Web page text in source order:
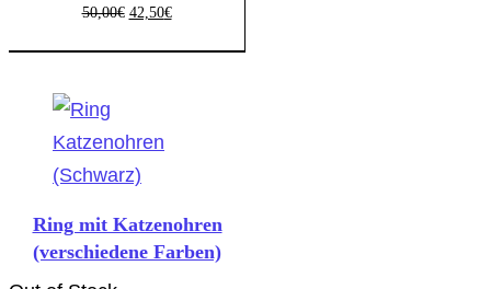
50,00€ 42,50€
Ring mit Katzenohren
(verschiedene Farben)